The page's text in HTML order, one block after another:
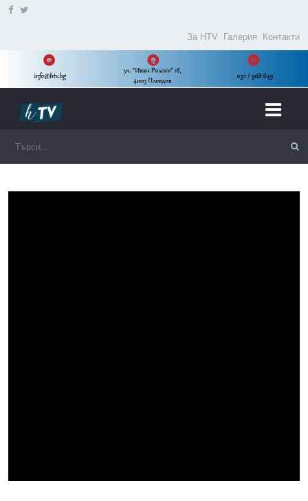
За HTV Галерия Контакти